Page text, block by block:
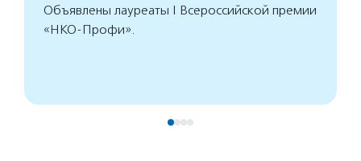
Объявлены лауреаты I Всероссийской премии
«НКО-Профи».